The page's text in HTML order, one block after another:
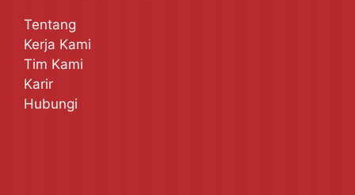
Tentang
Kerja Kami
Tim Kami
Karir
Hubungi